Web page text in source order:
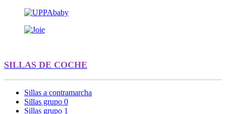
SILLAS DE COCHE
Sillas a contramarcha
Sillas grupo 0
Sillas grupo 1